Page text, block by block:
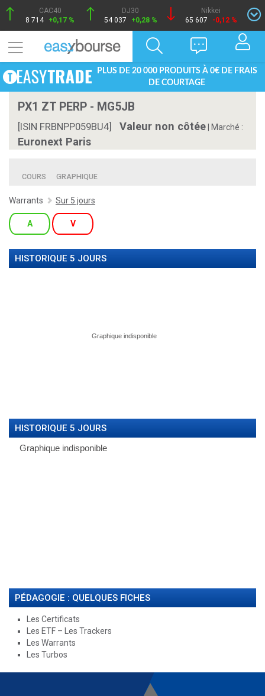
CAC40
8 714 +0,17 %
DJ30
54 037
+0,28 %
Nikkei
65 607
-0,12 %
PLUS DE 20 000 PRODUITS À 0€ DE FRAIS
DE COURTAGE
PX1 ZT PERP - MG5JB
[ISIN FRBNPP059BU4] Valeur non côtée Marché :
Euronext Paris
COURS GRAPHIQUE
Warrants Sur 5 jours
A V
HISTORIQUE 5 JOURS
HISTORIQUE 5 JOURS
PÉDAGOGIE : QUELQUES FICHES
Les Certificats
Les ETF – Les Trackers
Les Warrants
Les Turbos